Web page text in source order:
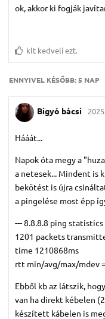
ok, akkor ki fogják
klt kedveli ezt.
ENNYIVEL KÉSŐBB:5 NAP
Bigyó bácsi
Hááát...
Napok óta megy a
a netesek... Mindent is
bekötést is újra
a pingelése most épp
--- 8.8.8.8 ping statistics
1201 packets
time 1210868ms
rtt min/avg/max/mdev
Ebből kb az látszik,
van ha direkt kébelen
készített kábelen is